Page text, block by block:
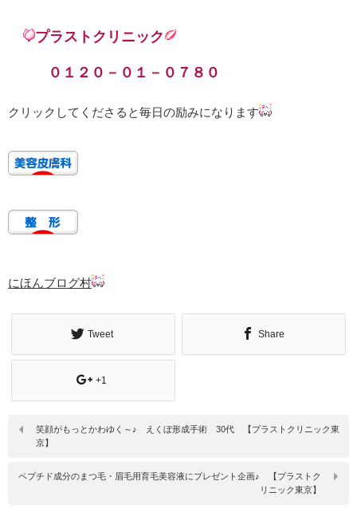
プラストクリニック
０１２０－０１－０７８０
クリックしてくださると毎日の励みになります
にほんブログ村
Tweet Share
+1
笑顔がもっとかわゆく～♪ えくぼ形成手術 30代 【プラストクリニック東
京】
ペプチド成分のまつ毛・眉毛用育毛美容液にプレゼント企画♪ 【プラストク
リニック東京】